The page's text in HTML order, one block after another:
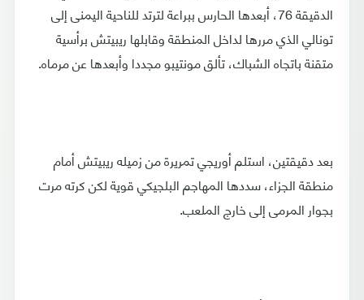
الدقيقة 76، أبعدها الحارس ببراعة لترتد للناحية اليمنى إلى
تونالي الذي مررها لداخل المنطقة وقابلها ريبيتش برأسية
متقنة باتجاه الشباك، تألق مونتيبو مجددا وأبعدها عن مرماه.
بعد دقيقتين، استلم أوريجي تمريرة من زميله ريبيتش أمام
منطقة الجزاء، سددها المهاجم البلجيكي قوية لكن كرته مرت
بجوار المرمى إلى خارج الملعب.